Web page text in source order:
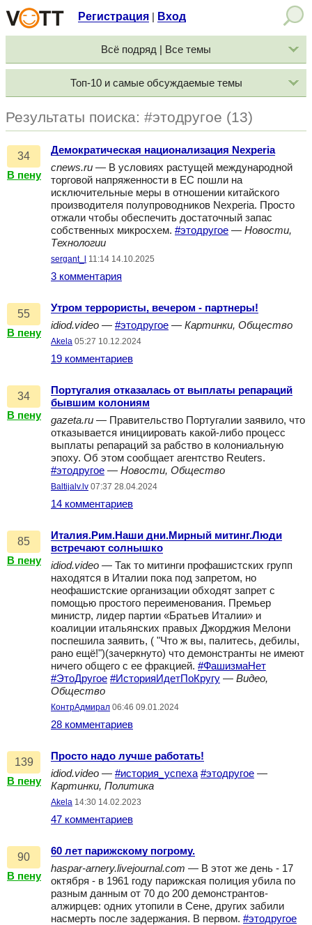
Регистрация Вход
Всё подряд | Все темы
Топ-10 и самые обсуждаемые темы
Результаты поиска: #этодругое (13)
34
В пену
Демократическая национализация Nexperia
cnews.ru — В условиях растущей международной
торговой напряженности в ЕС пошли на
исключительные меры в отношении китайского
производителя полупроводников Nexperia. Просто
отжали чтобы обеспечить достаточный запас
собственных микросхем. #этодругое — Новости,
Технологии
sergant_l 11:14 14.10.2025
3 комментария
55
В пену
Утром террористы, вечером - партнеры!
idiod.video — #этодругое — Картинки, Общество
Akela 05:27 10.12.2024
19 комментариев
34
В пену
Португалия отказалась от выплаты репараций
бывшим колониям
gazeta.ru — Правительство Португалии заявило, что
отказывается инициировать какой-либо процесс
выплаты репараций за рабство в колониальную
эпоху. Об этом сообщает агентство Reuters.
#этодругое — Новости, Общество
Baltijalv.lv 07:37 28.04.2024
14 комментариев
85
В пену
Италия.Рим.Наши дни.Мирный митинг.Люди
встречают солнышко
idiod.video — Так то митинги профашистских групп
находятся в Италии пока под запретом, но
неофашистские организации обходят запрет с
помощью простого переименования. Премьер
министр, лидер партии «Братьев Италии» и
коалиции итальянских правых Джорджия Мелони
поспешила заявить, ( "Что ж вы, палитесь, дебилы,
рано ещё!")(зачеркнуто) что демонстранты не имеют
ничего общего с ее фракцией. #ФашизмаНет
#ЭтоДругое #ИсторияИдетПоКругу — Видео,
Общество
КонтрАдмирал 06:46 09.01.2024
28 комментариев
139
В пену
Просто надо лучше работать!
idiod.video — #история_успеха #этодругое —
Картинки, Политика
Akela 14:30 14.02.2023
47 комментариев
90
В пену
60 лет парижскому погрому.
haspar-arnery.livejournal.com — В этот же день - 17
октября - в 1961 году парижская полиция убила по
разным данным от 70 до 200 демонстрантов-
алжирцев: одних утопили в Сене, других забили
насмерть после задержания. В первом. #этодругое